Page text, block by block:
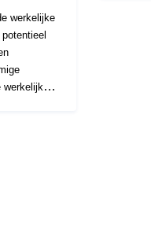
werkelijke